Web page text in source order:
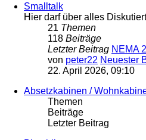
Smalltalk
Hier darf über alles
21 Themen
118 Beiträge
Letzter Beitrag NEMA
von peter22 Neuester
22. April 2026, 09:10
Absetzkabinen /
Themen
Beiträge
Letzter Beitrag